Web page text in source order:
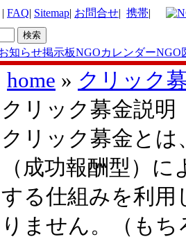
| FAQ| Sitemap| お問合せ| 携帯|
知らせ掲示板NGOカレンダーNGO
home » クリック
クリック募金説明
クリック募金と
（成功報酬型）
する仕組みを利用
りません。（も